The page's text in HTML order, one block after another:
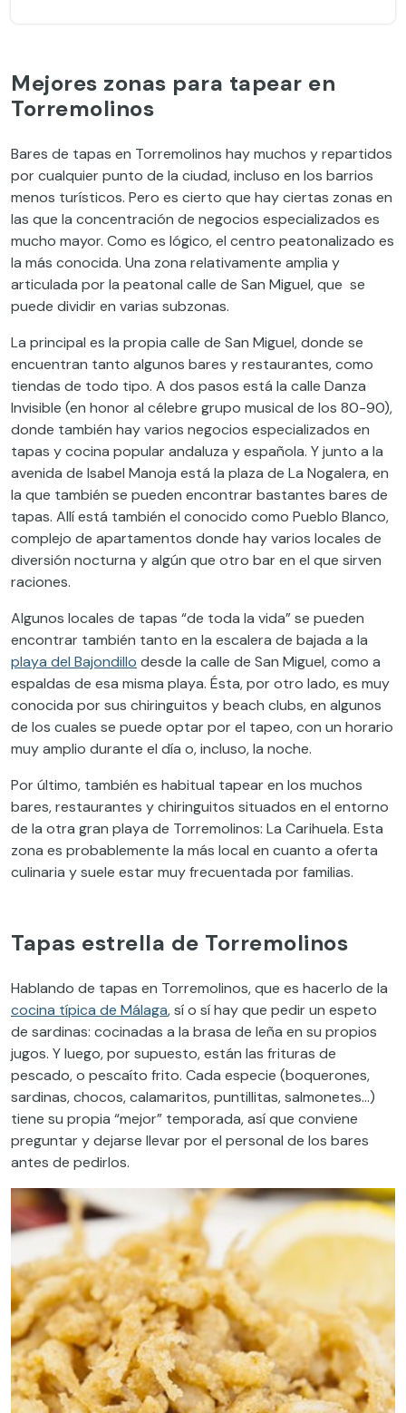
Mejores zonas para tapear en
Torremolinos
Bares de tapas en Torremolinos hay muchos y repartidos
por cualquier punto de la ciudad, incluso en los barrios
menos turísticos. Pero es cierto que hay ciertas zonas en
las que la concentración de negocios especializados es
mucho mayor. Como es lógico, el centro peatonalizado es
la más conocida. Una zona relativamente amplia y
articulada por la peatonal calle de San Miguel, que se
puede dividir en varias subzonas.
La principal es la propia calle de San Miguel, donde se
encuentran tanto algunos bares y restaurantes, como
tiendas de todo tipo. A dos pasos está la calle Danza
Invisible (en honor al célebre grupo musical de los 80-90),
donde también hay varios negocios especializados en
tapas y cocina popular andaluza y española. Y junto a la
avenida de Isabel Manoja está la plaza de La Nogalera, en
la que también se pueden encontrar bastantes bares de
tapas. Allí está también el conocido como Pueblo Blanco,
complejo de apartamentos donde hay varios locales de
diversión nocturna y algún que otro bar en el que sirven
raciones.
Algunos locales de tapas “de toda la vida” se pueden
encontrar también tanto en la escalera de bajada a la
playa del Bajondillo desde la calle de San Miguel, como a
espaldas de esa misma playa. Ésta, por otro lado, es muy
conocida por sus chiringuitos y beach clubs, en algunos
de los cuales se puede optar por el tapeo, con un horario
muy amplio durante el día o, incluso, la noche.
Por último, también es habitual tapear en los muchos
bares, restaurantes y chiringuitos situados en el entorno
de la otra gran playa de Torremolinos: La Carihuela. Esta
zona es probablemente la más local en cuanto a oferta
culinaria y suele estar muy frecuentada por familias.
Tapas estrella de Torremolinos
Hablando de tapas en Torremolinos, que es hacerlo de la
cocina típica de Málaga, sí o sí hay que pedir un espeto
de sardinas: cocinadas a la brasa de leña en su propios
jugos. Y luego, por supuesto, están las frituras de
pescado, o pescaíto frito. Cada especie (boquerones,
sardinas, chocos, calamaritos, puntillitas, salmonetes…)
tiene su propia “mejor” temporada, así que conviene
preguntar y dejarse llevar por el personal de los bares
antes de pedirlos.